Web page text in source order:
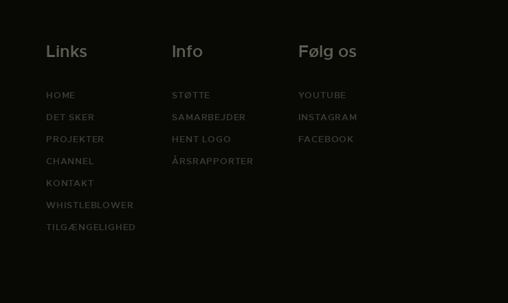
Links
HOME
DET SKER
PROJEKTER
CHANNEL
KONTAKT
WHISTLEBLOWER
TILGÆNGELIGHED
Info
STØTTE
SAMARBEJDER
HENT LOGO
ÅRSRAPPORTER
Følg os
YOUTUBE
INSTAGRAM
FACEBOOK